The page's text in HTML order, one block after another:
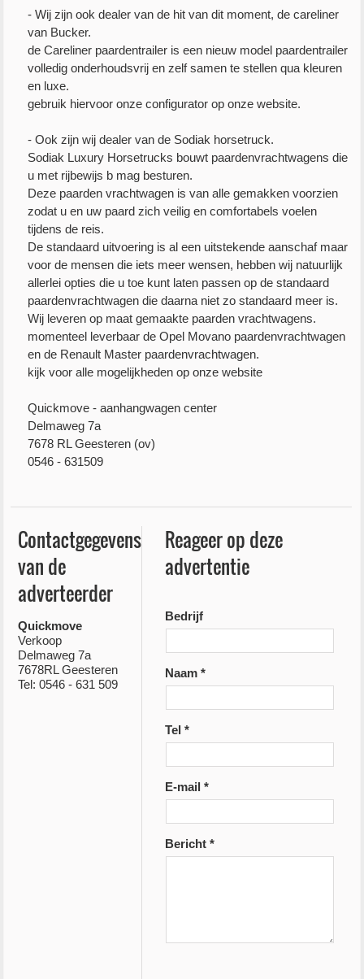
- Wij zijn ook dealer van de hit van dit moment, de careliner
van Bucker.
de Careliner paardentrailer is een nieuw model paardentrailer
volledig onderhoudsvrij en zelf samen te stellen qua kleuren
en luxe.
gebruik hiervoor onze configurator op onze website.
- Ook zijn wij dealer van de Sodiak horsetruck.
Sodiak Luxury Horsetrucks bouwt paardenvrachtwagens die
u met rijbewijs b mag besturen.
Deze paarden vrachtwagen is van alle gemakken voorzien
zodat u en uw paard zich veilig en comfortabels voelen
tijdens de reis.
De standaard uitvoering is al een uitstekende aanschaf maar
voor de mensen die iets meer wensen, hebben wij natuurlijk
allerlei opties die u toe kunt laten passen op de standaard
paardenvrachtwagen die daarna niet zo standaard meer is.
Wij leveren op maat gemaakte paarden vrachtwagens.
momenteel leverbaar de Opel Movano paardenvrachtwagen
en de Renault Master paardenvrachtwagen.
kijk voor alle mogelijkheden op onze website
Quickmove - aanhangwagen center
Delmaweg 7a
7678 RL Geesteren (ov)
0546 - 631509
Contactgegevens
van de
adverteerder
Quickmove
Verkoop
Delmaweg 7a
7678RL Geesteren
Tel: 0546 - 631 509
Reageer op deze
advertentie
Bedrijf
Naam *
Tel *
E-mail *
Bericht *